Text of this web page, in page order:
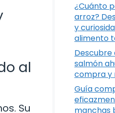
al
Su
¿Cuánto
arroz?
y
alimento
Descubre
salmón
compra y
Guía
manchas